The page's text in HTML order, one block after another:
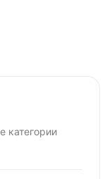
категории